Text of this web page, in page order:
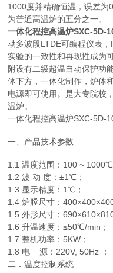
1000度并精确恒温，误差为
为普通高温炉的五分之一。
一体化程控高温炉SXC-5D-
动多波段LTDE可编程仪表
实验的一致性和再现性成为
附设有二级超温自动保护功
体下方，一体化制作，炉体
电源即可使用。是大专院校
温炉。
一体化程控高温炉SXC-5D-
一、产品技术参数
1.1 温度范围：100 ~ 1000℃
1.2 波 动 度：±1℃；
1.3 显示精度：1℃；
1.4 炉膛尺寸：
1.5 外形尺寸：
1.6 升温速度：≤50℃/min；
1.7 整机功率：5KW；
1.8 电 源：220V, 50Hz ；
二．温度控制系统